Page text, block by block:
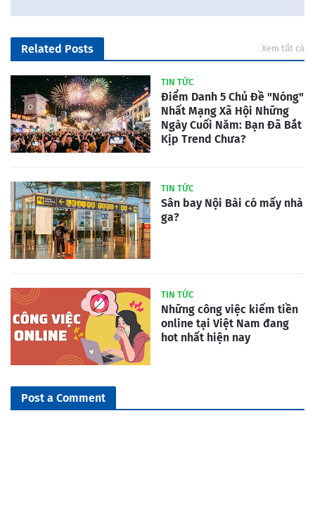
Related Posts Xem tất cả
TIN TỨC
Điểm Danh 5 Chủ Đề "Nóng"
Nhất Mạng Xã Hội Những
Ngày Cuối Năm: Bạn Đã Bắt
Kịp Trend Chưa?
TIN TỨC
Sân bay Nội Bài có mấy nhà
ga?
TIN TỨC
Những công việc kiếm tiền
online tại Việt Nam đang
hot nhất hiện nay
Post a Comment